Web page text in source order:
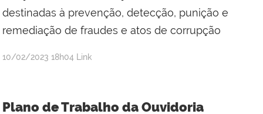
destinadas à prevenção, detecção, punição e
remediação de fraudes e atos de corrupção
por
publicado
10/02/2023 18h04 Link
Plano de Trabalho da Ouvidoria